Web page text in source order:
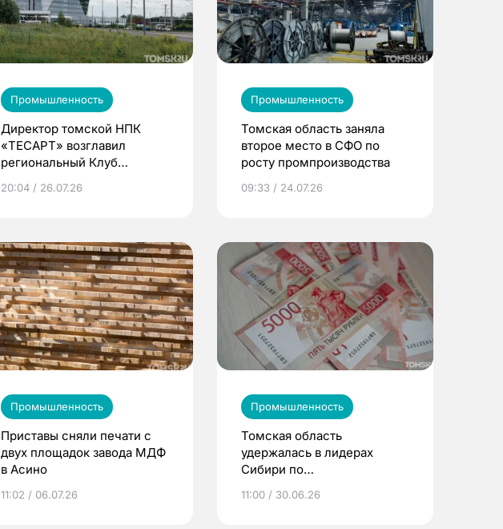
Промышленность
Директор томской НПК
«ТЕСАРТ» возглавил
региональный Клуб
20:04 / 26.07.26
Промышленность
Томская область заняла
второе место в СФО по
росту промпроизводства
09:33 / 24.07.26
Промышленность
Приставы сняли печати с
двух площадок завода МДФ
в Асино
11:02 / 06.07.26
Промышленность
Томская область
удержалась в лидерах
Сибири по
11:00 / 30.06.26